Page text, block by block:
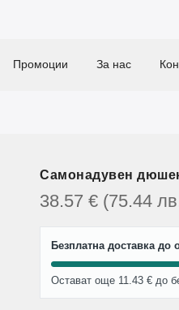
Промоции За нас
Самонадувен
38.57 € (75.44
Безплатна доставка
Остават още 11.43 € до